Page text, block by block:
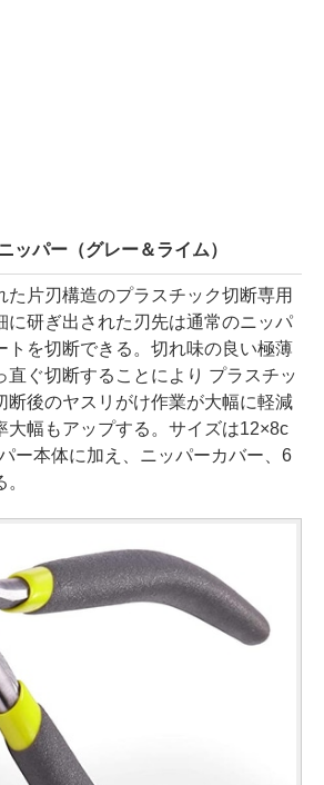
ッパー（グレー＆ライム）
片刃構造のプラスチック切断専用
に研ぎ出された刃先は通常のニッパ
トを切断できる。切れ味の良い極薄
直ぐ切断することにより プラスチッ
断後のヤスリがけ作業が大幅に軽減
大幅もアップする。サイズは12×8c
ー本体に加え、ニッパーカバー、6